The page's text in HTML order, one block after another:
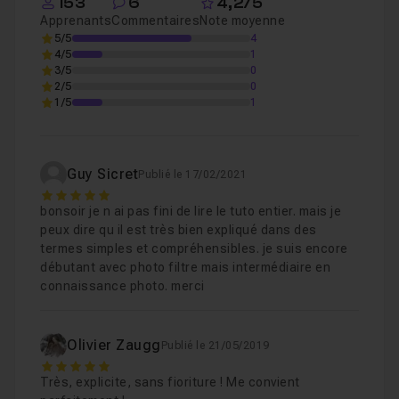
Voir
Leçon 3 La fenêtre de Photofiltre
Leçon 5 Ouvrir une image 01m26
Leçon 6 Sauvegarder l'image en cours d'édition
Leçon 7
ApprenantsCommentairesNote moyenne
5/5
4
4/5
1
3/5
0
2/5
0
1/5
1
Guy Sicret Publié le 17/02/2021
5
bonsoir je n ai pas fini de lire le tuto entier. mais je
peux dire qu il est très bien expliqué dans des
termes simples et compréhensibles. je suis encore
débutant avec photo filtre mais intermédiaire en
connaissance photo. merci
Olivier Zaugg Publié le 21/05/2019
5
Très, explicite, sans fioriture ! Me convient